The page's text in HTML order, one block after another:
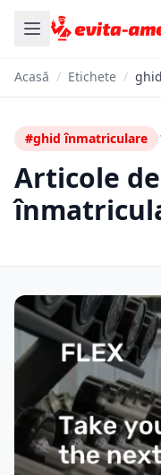
Acasă / Etichete /
#ghid înmatriculare
Articole